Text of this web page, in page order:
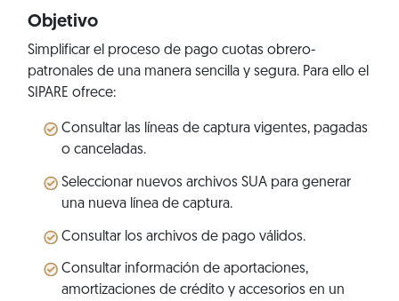
Objetivo
Simplificar el proceso de pago cuotas obrero-
patronales de una manera sencilla y segura. Para ello el
SIPARE ofrece:
Consultar las líneas de captura vigentes, pagadas
o canceladas.
Seleccionar nuevos archivos SUA para generar
una nueva línea de captura.
Consultar los archivos de pago válidos.
Consultar información de aportaciones,
amortizaciones de crédito y accesorios en un